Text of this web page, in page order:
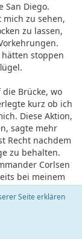
San Diego.
zu sehen,
zu lassen,
stoppen
Brücke, wo
kurz ob ich
Diese Aktion,
sagte mehr
Recht nachdem
zu behalten.
Corlsen
bei meinem
kurze
er die ganze
zerstört
evakuiert
Seite erklären